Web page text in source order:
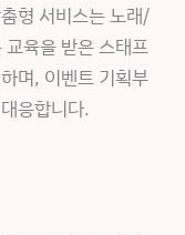
형 서비스는 노래/
육을 받은 스태프
며, 이벤트 기획부
응합니다.